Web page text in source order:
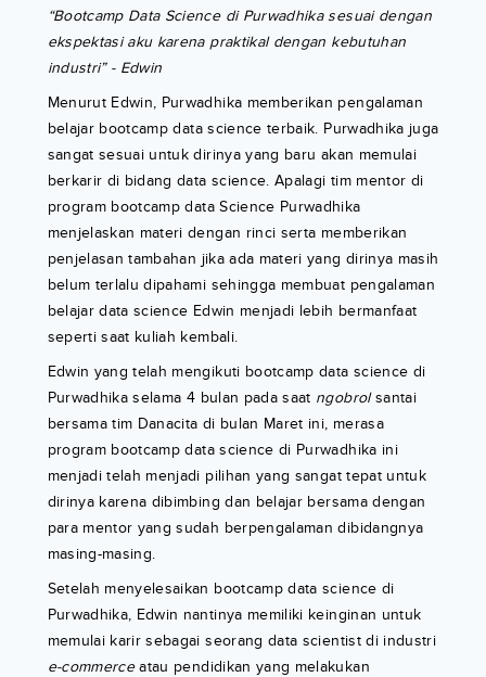
“Bootcamp Data Science di Purwadhika sesuai dengan
ekspektasi aku karena praktikal dengan kebutuhan
industri” - Edwin
Menurut Edwin, Purwadhika memberikan pengalaman
belajar bootcamp data science terbaik. Purwadhika juga
sangat sesuai untuk dirinya yang baru akan memulai
berkarir di bidang data science. Apalagi tim mentor di
program bootcamp data Science Purwadhika
menjelaskan materi dengan rinci serta memberikan
penjelasan tambahan jika ada materi yang dirinya masih
belum terlalu dipahami sehingga membuat pengalaman
belajar data science Edwin menjadi lebih bermanfaat
seperti saat kuliah kembali.
Edwin yang telah mengikuti bootcamp data science di
Purwadhika selama 4 bulan pada saat ngobrolsantai
bersama tim Danacita di bulan Maret ini, merasa
program bootcamp data science di Purwadhika ini
menjadi telah menjadi pilihan yang sangat tepat untuk
dirinya karena dibimbing dan belajar bersama dengan
para mentor yang sudah berpengalaman dibidangnya
masing-masing.
Setelah menyelesaikan bootcamp data science di
Purwadhika, Edwin nantinya memiliki keinginan untuk
memulai karir sebagai seorang data scientist di industri
e-commerceatau pendidikan yang melakukan